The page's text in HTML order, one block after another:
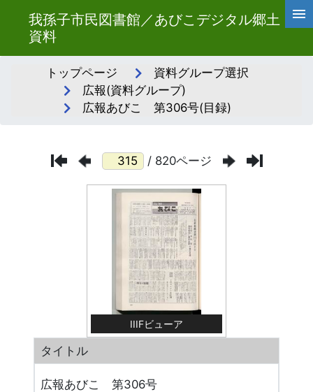
我孫子市民図書館／あびこデジタル郷土
資料
トップページ
資料グループ選択
広報(資料グループ)
広報あびこ 第306号(目録)
/ 820ページ
IIIFビューア
タイトル
広報あびこ 第306号